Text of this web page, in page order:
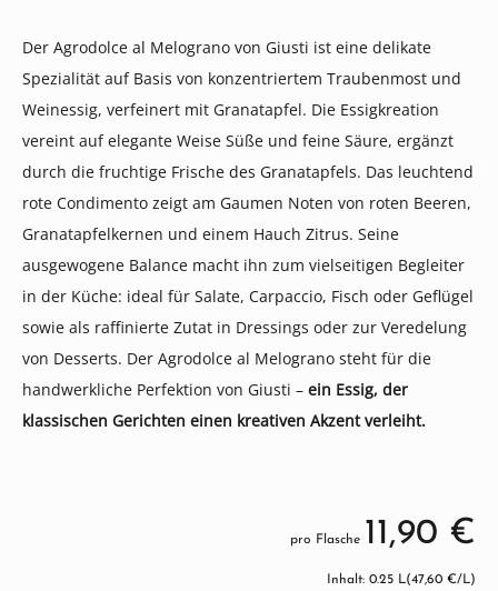
Der Agrodolce al Melograno von Giusti ist eine delikate
Spezialität auf Basis von konzentriertem Traubenmost und
Weinessig, verfeinert mit Granatapfel. Die Essigkreation
vereint auf elegante Weise Süße und feine Säure, ergänzt
durch die fruchtige Frische des Granatapfels. Das leuchtend
rote Condimento zeigt am Gaumen Noten von roten Beeren,
Granatapfelkernen und einem Hauch Zitrus. Seine
ausgewogene Balance macht ihn zum vielseitigen Begleiter
in der Küche: ideal für Salate, Carpaccio, Fisch oder Geflügel
sowie als raffinierte Zutat in Dressings oder zur Veredelung
von Desserts. Der Agrodolce al Melograno steht für die
handwerkliche Perfektion von Giusti – ein Essig, der
klassischen Gerichten einen kreativen Akzent verleiht.
pro Flasche 11,90 €
Inhalt: 0.25 L(47,60 €/L)